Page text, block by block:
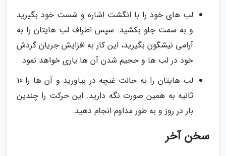
لب های خود را با انگشت اشاره و شست خود بگیرید
و به سمت جلو بکشید. سپس اطراف لب هایتان را به
آرامی نیشگون بگیرید، این کار به افزایش جریان گردش
خود در لب ها و حجیم شدن آن ها یاری خواهد نمود.
لب هایتان را به حالت غنچه در بیاورید و آن ها را 10
ثانیه به همین صورت نگه دارید. این حرکت را چندین
بار در روز و به طور مداوم انجام دهید.
سخن آخر